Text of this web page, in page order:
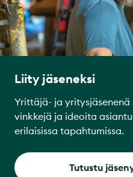
Liity jäseneksi
Yrittäjä- ja
vinkkejä ja ideoita
erilaisissa tapahtumissa.
Tutustu